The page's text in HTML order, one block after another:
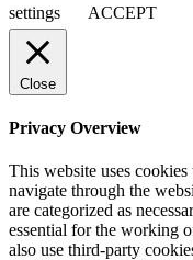
settings
ACCEPT
Close
Privacy Overview
This website uses
navigate through the
are categorized as
essential for the working
also use third-party